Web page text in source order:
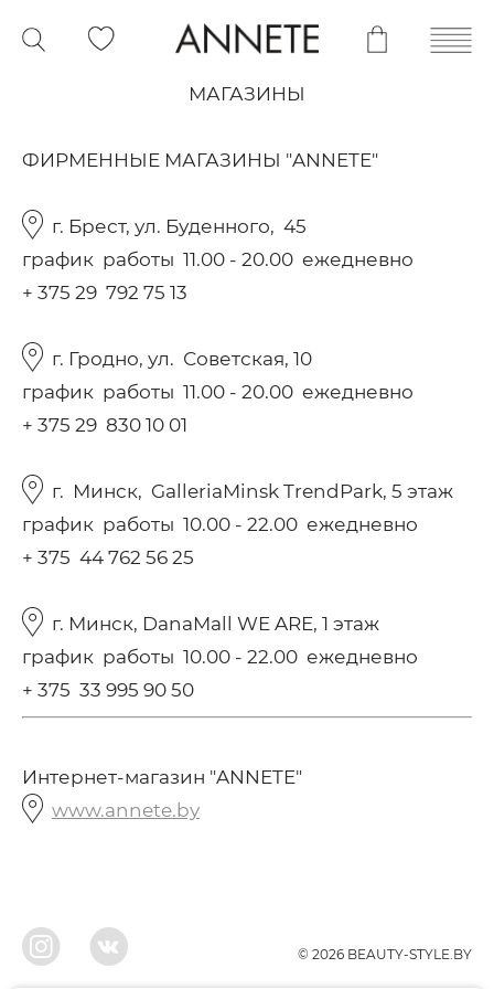
МАГАЗИНЫ
ФИРМЕННЫЕ МАГАЗИНЫ "ANNETE"
г. Брест, ул. Буденного, 45
график работы 11.00 - 20.00 ежедневно
+ 375 29 792 75 13
г. Гродно, ул. Советская, 10
график работы 11.00 - 20.00 ежедневно
+ 375 29 830 10 01
г. Минск, GalleriaMinsk TrendPark, 5 этаж
график работы 10.00 - 22.00 ежедневно
+ 375 44 762 56 25
г. Минск, DanaMall WE ARE, 1 этаж
график работы 10.00 - 22.00 ежедневно
+ 375 33 995 90 50
Интернет-магазин "ANNETE"
www.annete.by
© 2026 BEAUTY-STYLE.BY